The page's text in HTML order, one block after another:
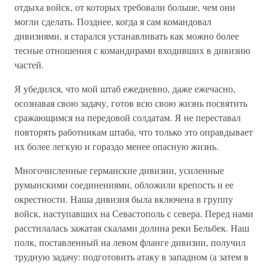
отдыха войск, от которых требовали больше, чем они
могли сделать. Позднее, когда я сам командовал
дивизиями, я старался устанавливать как можно более
тесные отношения с командирами входивших в дивизию
частей.
Я убедился, что мой штаб ежедневно, даже ежечасно,
осознавая свою задачу, готов всю свою жизнь посвятить
сражающимся на передовой солдатам. Я не переставал
повторять работникам штаба, что только это оправдывает
их более легкую и гораздо менее опасную жизнь.
Многочисленные германские дивизии, усиленные
румынскими соединениями, обложили крепость и ее
окрестности. Наша дивизия была включена в группу
войск, наступавших на Севастополь с севера. Перед нами
расстилалась зажатая скалами долина реки Бельбек. Наш
полк, поставленный на левом фланге дивизии, получил
трудную задачу: подготовить атаку в западном (а затем в